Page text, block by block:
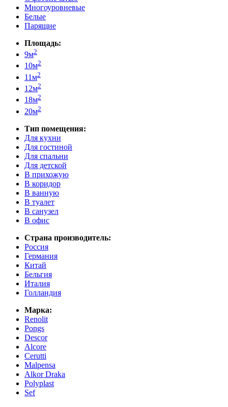
Многоуровневые
Белые
Парящие
Площадь:
9м2
10м2
11м2
12м2
18м2
20м2
Тип помещения:
Для кухни
Для гостиной
Для спальни
Для детской
В прихожую
В коридор
В ванную
В туалет
В санузел
В офис
Страна производитель:
Россия
Германия
Китай
Бельгия
Италия
Голландия
Марка:
Renolit
Pongs
Descor
Alcore
Cerutti
Malpensa
Alkor Draka
Polyplast
Sef